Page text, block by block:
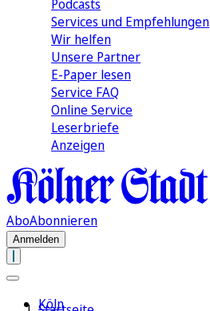
Podcasts
Services und Empfehlungen
Wir helfen
Unsere Partner
E-Paper lesen
Service FAQ
Online Service
Leserbriefe
Anzeigen
AboAbonnieren
Anmelden
Köln